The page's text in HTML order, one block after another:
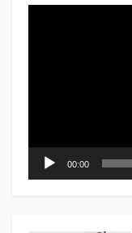
00:00